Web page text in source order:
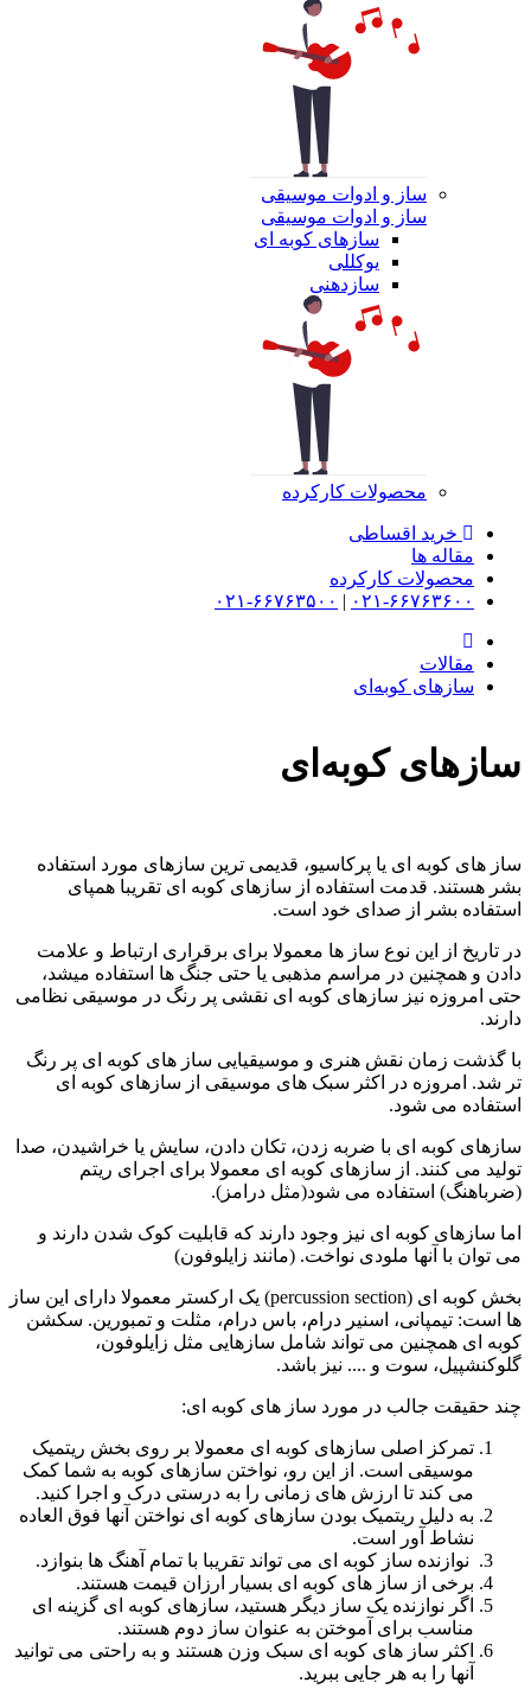
ساز و ادوات موسیقی
ساز و ادوات موسیقی
سازهای کوبه ای
یوکللی
سازدهنی
محصولات کارکرده
خرید اقساطی
مقاله ها
محصولات کارکرده
۰۲۱-۶۶۷۶۳۶۰۰ | ۰۲۱-۶۶۷۶۳۵۰۰
مقالات
سازهای کوبه‌ای
سازهای کوبه‌ای
ساز های کوبه ای یا پرکاسیو، قدیمی ترین سازهای مورد استفاده
بشر هستند. قدمت استفاده از سازهای کوبه ای تقریبا همپای
استفاده بشر از صدای خود است.
در تاریخ از این نوع ساز ها معمولا برای برقراری ارتباط و علامت
دادن و همچنین در مراسم مذهبی یا حتی جنگ ها استفاده میشد،
حتی امروزه نیز سازهای کوبه ای نقشی پر رنگ در موسیقی نظامی
دارند.
با گذشت زمان نقش هنری و موسیقیایی ساز های کوبه ای پر رنگ
تر شد. امروزه در اکثر سبک های موسیقی از سازهای کوبه ای
استفاده می شود.
سازهای کوبه ای با ضربه زدن، تکان دادن، سایش یا خراشیدن، صدا
تولید می کنند. از سازهای کوبه ای معمولا برای اجرای ریتم
(ضرباهنگ) استفاده می شود(مثل درامز).
اما سازهای کوبه ای نیز وجود دارند که قابلیت کوک شدن دارند و
می توان با آنها ملودی نواخت. (مانند زایلوفون)
بخش کوبه ای (percussion section) یک ارکستر معمولا دارای این ساز
ها است: تیمپانی، اسنیر درام، باس درام، مثلت و تمبورین. سکشن
کوبه ای همچنین می تواند شامل سازهایی مثل زایلوفون،
گلوکنشپیل، سوت و .... نیز باشد.
چند حقیقت جالب در مورد ساز های کوبه ای:
تمرکز اصلی سازهای کوبه ای معمولا بر روی بخش ریتمیک
موسیقی است. از این رو، نواختن سازهای کوبه به شما کمک
می کند تا ارزش های زمانی را به درستی درک و اجرا کنید.
به دلیل ریتمیک بودن سازهای کوبه ای نواختن آنها فوق العاده
نشاط آور است.
نوازنده ساز کوبه ای می تواند تقریبا با تمام آهنگ ها بنوازد.
برخی از ساز های کوبه ای بسیار ارزان قیمت هستند.
اگر نوازنده یک ساز دیگر هستید، سازهای کوبه ای گزینه ای
مناسب برای آموختن به عنوان ساز دوم هستند.
اکثر ساز های کوبه ای سبک وزن هستند و به راحتی می توانید
آنها را به هر جایی ببرید.